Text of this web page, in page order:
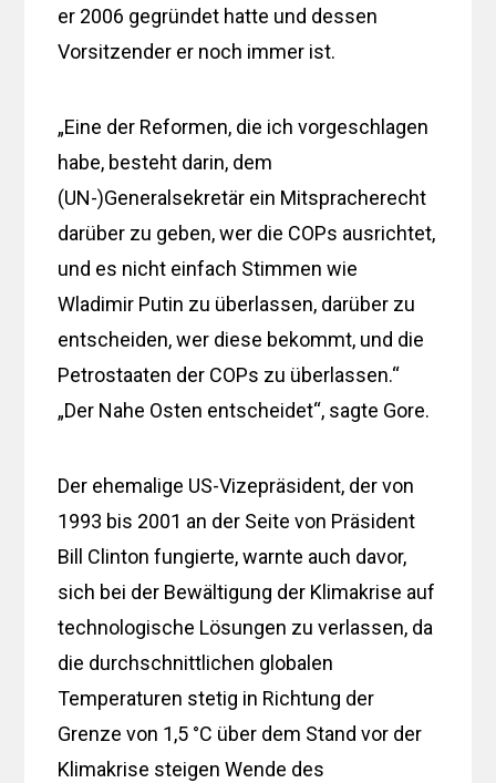
er 2006 gegründet hatte und dessen
Vorsitzender er noch immer ist.
„Eine der Reformen, die ich vorgeschlagen
habe, besteht darin, dem
(UN-)Generalsekretär ein Mitspracherecht
darüber zu geben, wer die COPs ausrichtet,
und es nicht einfach Stimmen wie
Wladimir Putin zu überlassen, darüber zu
entscheiden, wer diese bekommt, und die
Petrostaaten der COPs zu überlassen.“
„Der Nahe Osten entscheidet“, sagte Gore.
Der ehemalige US-Vizepräsident, der von
1993 bis 2001 an der Seite von Präsident
Bill Clinton fungierte, warnte auch davor,
sich bei der Bewältigung der Klimakrise auf
technologische Lösungen zu verlassen, da
die durchschnittlichen globalen
Temperaturen stetig in Richtung der
Grenze von 1,5 °C über dem Stand vor der
Klimakrise steigen Wende des